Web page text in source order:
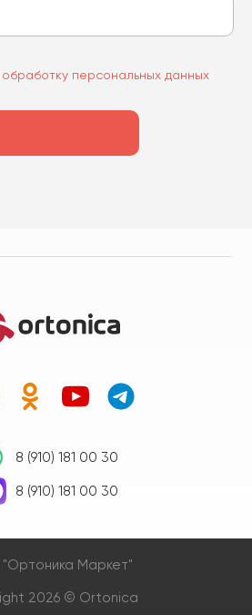
обработку персональных данных
8 (910) 181 00 30
8 (910) 181 00 30
Маркет"
2026 © Ortonica